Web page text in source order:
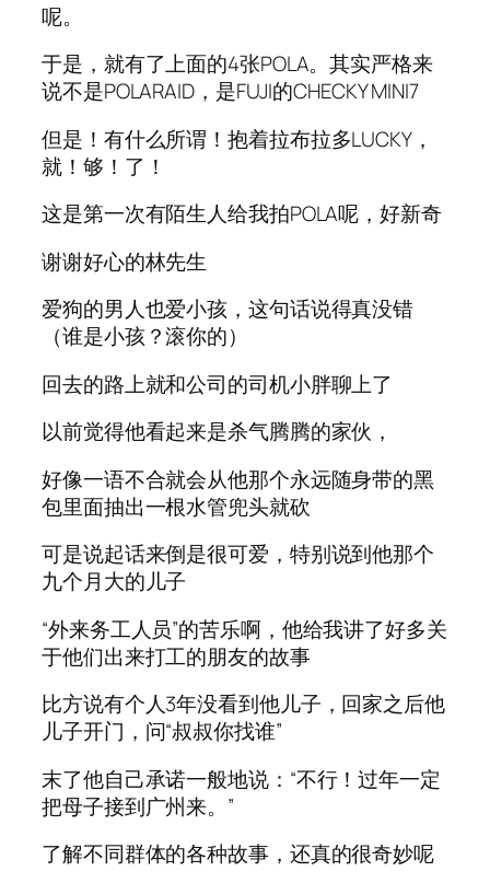
呢。
于是，就有了上面的4张POLA。其实严格来
说不是POLARAID，是FUJI的CHECKY MINI7
但是！有什么所谓！抱着拉布拉多LUCKY，
就！够！了！
这是第一次有陌生人给我拍POLA呢，好新奇
谢谢好心的林先生
爱狗的男人也爱小孩，这句话说得真没错
（谁是小孩？滚你的）
回去的路上就和公司的司机小胖聊上了
以前觉得他看起来是杀气腾腾的家伙，
好像一语不合就会从他那个永远随身带的黑
包里面抽出一根水管兜头就砍
可是说起话来倒是很可爱，特别说到他那个
九个月大的儿子
“外来务工人员”的苦乐啊，他给我讲了好多关
于他们出来打工的朋友的故事
比方说有个人3年没看到他儿子，回家之后他
儿子开门，问“叔叔你找谁”
末了他自己承诺一般地说：“不行！过年一定
把母子接到广州来。”
了解不同群体的各种故事，还真的很奇妙呢